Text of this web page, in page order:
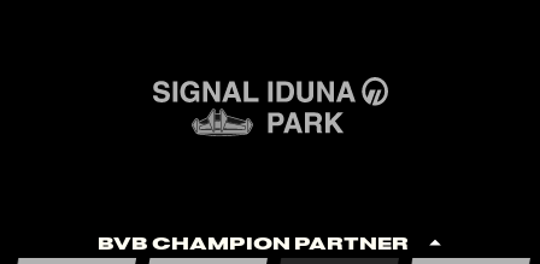
BVB Champion Partner